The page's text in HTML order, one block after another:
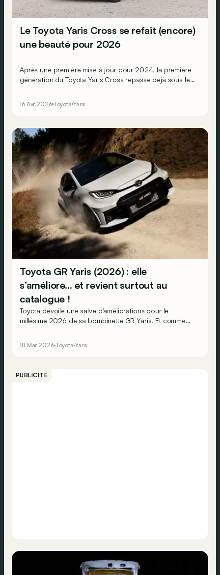
Le Toyota Yaris Cross se refait (encore)
une beauté pour 2026
Après une première mise à jour pour 2024, la première
génération du Toyota Yaris Cross repasse déjà sous le
16 Avr 2026 Toyota Yaris
Toyota GR Yaris (2026) : elle
s’améliore… et revient surtout au
catalogue !
Toyota dévoile une salve d’améliorations pour le
millésime 2026 de sa bombinette GR Yaris. Et comme
catalogue de cette sportive alléchante « sold out » en
18 Mar 2026 Toyota Yaris
PUBLICITÉ